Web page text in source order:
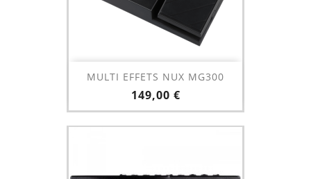
MULTI EFFETS NUX MG300
Prix
149,00 €